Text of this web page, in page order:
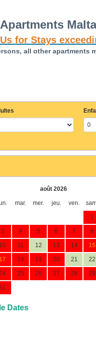
for Stays
all other apartments
août 2026
mar. mer. jeu. ven.
1
3 4 5 6 7 8
10 11 12 13 14 15
18 19 20 21 22
25 26 27 28 29
Dates